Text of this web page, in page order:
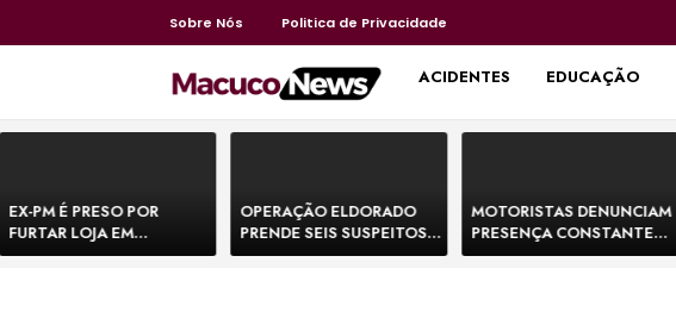
Sobre Nós Politica de Privacidade
HOME ACIDENTES EDUCAÇÃO
EX-PM É PRESO POR
FURTAR LOJA EM
SHOPPING NA BAHIA E
OPERAÇÃO ELDORADO
PRENDE SEIS SUSPEITOS
DE MOVIMENTAR R$ 25
MOTORISTAS DENUNCIAM
PRESENÇA CONSTANTE
DE BOVINOS NA BR-330 E